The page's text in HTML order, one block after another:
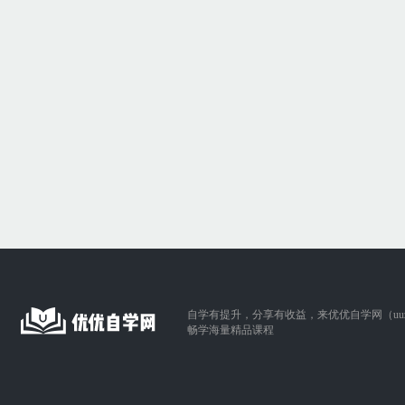
自学有提升，分享有收益，来优优自学网（
畅学海量精品课程